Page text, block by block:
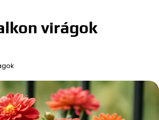
virágok